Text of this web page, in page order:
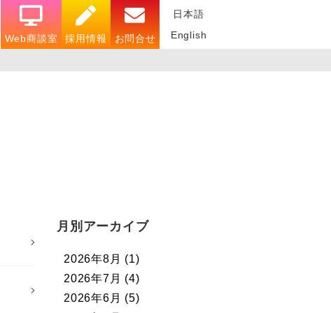
Web商談室
採用情報 お問合せ
日本語
English
月別アーカイブ
2026年8月 (1)
2026年7月 (4)
2026年6月 (5)